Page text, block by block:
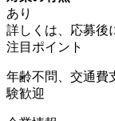
あり
詳しくは、応募後
注目ポイント
年齢不問、交通費
験歓迎